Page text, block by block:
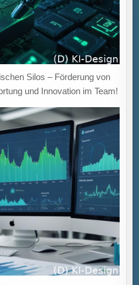
Silos – Förderung von
und Innovation im Team!